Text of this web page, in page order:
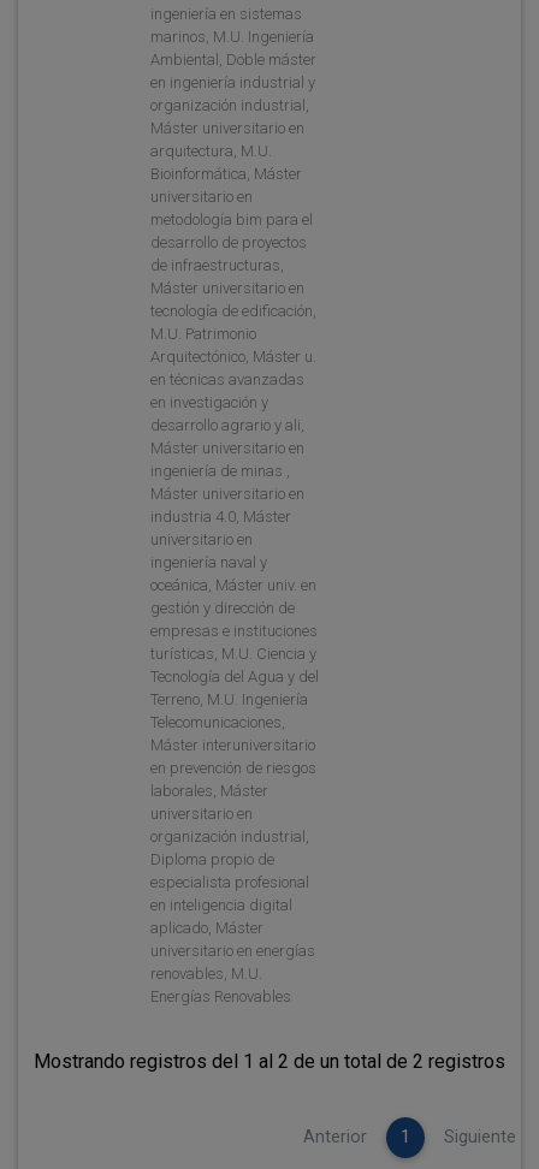
ingeniería en sistemas
marinos, M.U. Ingeniería
Ambiental, Doble máster
en ingeniería industrial y
organización industrial,
Máster universitario en
arquitectura, M.U.
Bioinformática, Máster
universitario en
metodología bim para el
desarrollo de proyectos
de infraestructuras,
Máster universitario en
tecnología de edificación,
M.U. Patrimonio
Arquitectónico, Máster u.
en técnicas avanzadas
en investigación y
desarrollo agrario y ali,
Máster universitario en
ingeniería de minas ,
Máster universitario en
industria 4.0, Máster
universitario en
ingeniería naval y
oceánica, Máster univ. en
gestión y dirección de
empresas e instituciones
turísticas, M.U. Ciencia y
Tecnología del Agua y del
Terreno, M.U. Ingeniería
Telecomunicaciones,
Máster interuniversitario
en prevención de riesgos
laborales, Máster
universitario en
organización industrial,
Diploma propio de
especialista profesional
en inteligencia digital
aplicado, Máster
universitario en energías
renovables, M.U.
Energías Renovables
Mostrando registros del 1 al 2 de un total de 2 registros
Anterior 1 Siguiente